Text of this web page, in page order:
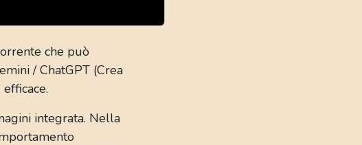
che può
/ ChatGPT (Crea
integrata. Nella